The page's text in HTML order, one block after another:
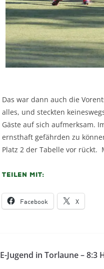
Das war dann auch die
alles, und steckten
Gäste auf sich aufmerksam.
ernsthaft gefährden zu
Platz 2 der Tabelle vor rückt.
Teilen mit:
Facebook X
E-Jugend in Torlaune – 8:3